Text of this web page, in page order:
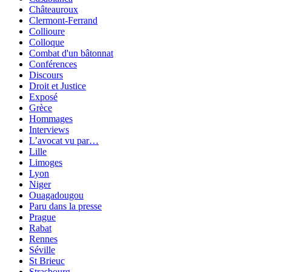
Châteauroux
Clermont-Ferrand
Collioure
Colloque
Combat d'un bâtonnat
Conférences
Discours
Droit et Justice
Exposé
Grèce
Hommages
Interviews
L’avocat vu par…
Lille
Limoges
Lyon
Niger
Ouagadougou
Paru dans la presse
Prague
Rabat
Rennes
Séville
St Brieuc